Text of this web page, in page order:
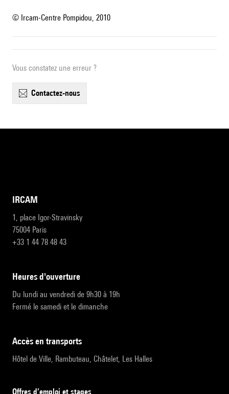
© Ircam-Centre Pompidou, 2010
Vous constatez une erreur ?
contactez-nous
IRCAM
1, place Igor-Stravinsky
75004 Paris
+33 1 44 78 48 43
heures d'ouverture
Du lundi au vendredi de 9h30 à 19h
Fermé le samedi et le dimanche
accès en transports
Hôtel de Ville, Rambuteau, Châtelet, Les Halles
Offres d’emploi et stages